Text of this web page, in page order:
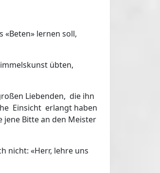
lernen soll,
übten,
Liebenden, die ihn
Einsicht erlangt haben
jene Bitte an den Meister
nicht: «Herr, lehre uns